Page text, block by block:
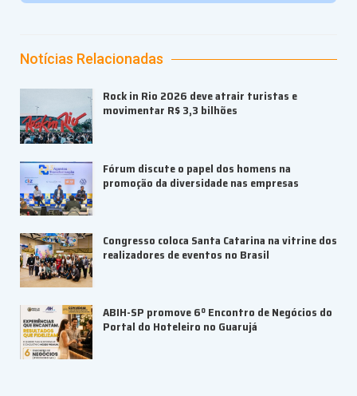
Notícias Relacionadas
Rock in Rio 2026 deve atrair turistas e
movimentar R$ 3,3 bilhões
Fórum discute o papel dos homens na
promoção da diversidade nas empresas
Congresso coloca Santa Catarina na vitrine dos
realizadores de eventos no Brasil
ABIH-SP promove 6º Encontro de Negócios do
Portal do Hoteleiro no Guarujá